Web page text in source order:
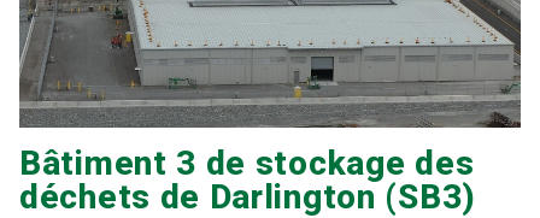
Bâtiment 3 de stockage des
déchets de Darlington (SB3)